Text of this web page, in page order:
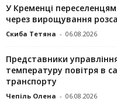
У Кременці
через вирощування
Скиба Тетяна - 06.08.2026
Представники
температуру повітря в
транспорту
Чепіль Олена - 06.08.2026